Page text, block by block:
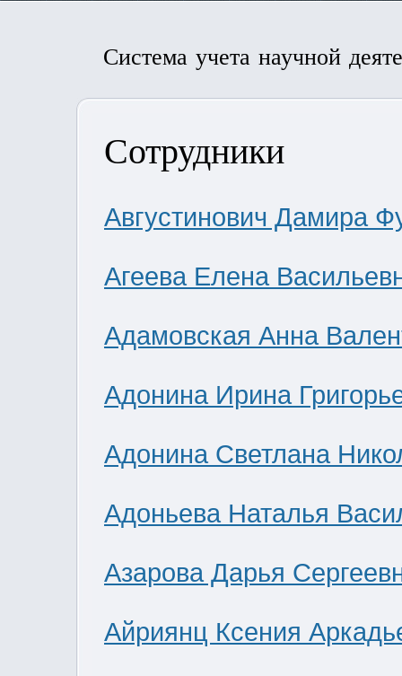
Система учета научной
Сотрудники
Августинович Дамира
Агеева Елена
Адамовская Анна
Адонина Ирина
Адонина Светлана
Адоньева Наталья
Азарова Дарья
Айриянц Ксения